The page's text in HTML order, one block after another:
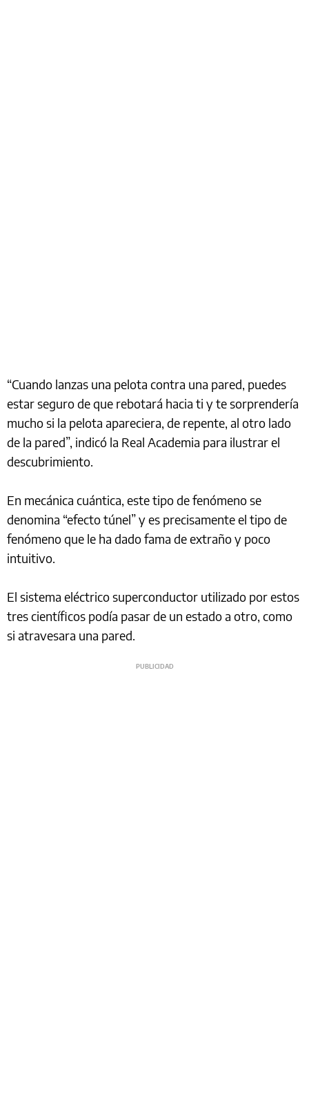
“Cuando lanzas una pelota contra una pared, puedes
estar seguro de que rebotará hacia ti y te sorprendería
mucho si la pelota apareciera, de repente, al otro lado
de la pared”, indicó la Real Academia para ilustrar el
descubrimiento.
En mecánica cuántica, este tipo de fenómeno se
denomina “efecto túnel” y es precisamente el tipo de
fenómeno que le ha dado fama de extraño y poco
intuitivo.
El sistema eléctrico superconductor utilizado por estos
tres científicos podía pasar de un estado a otro, como
si atravesara una pared.